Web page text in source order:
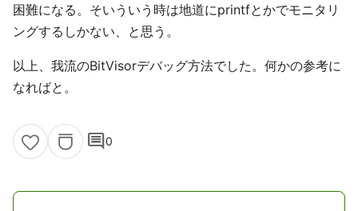
困難になる。そいういう時は地道にprintfとかでモニタリ
ングするしかない、と思う。
以上、我流のBitVisorデバッグ方法でした。何かの参考に
なればと。
comment0